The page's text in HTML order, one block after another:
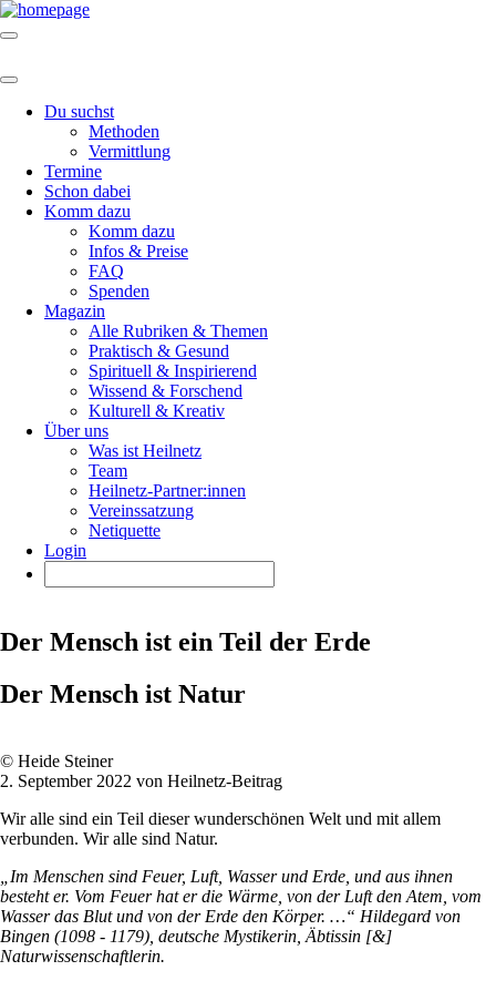
Du suchst
Methoden
Vermittlung
Termine
Schon dabei
Komm dazu
Komm dazu
Infos & Preise
FAQ
Spenden
Magazin
Alle Rubriken & Themen
Praktisch & Gesund
Spirituell & Inspirierend
Wissend & Forschend
Kulturell & Kreativ
Über uns
Was ist Heilnetz
Team
Heilnetz-Partner:innen
Vereinssatzung
Netiquette
Login
Der Mensch ist ein Teil der Erde
Der Mensch ist Natur
© Heide Steiner
2. September 2022 von Heilnetz-Beitrag
Wir alle sind ein Teil dieser wunderschönen Welt und mit allem
verbunden. Wir alle sind Natur.
„Im Menschen sind Feuer, Luft, Wasser und Erde, und aus ihnen
besteht er. Vom Feuer hat er die Wärme, von der Luft den Atem, vom
Wasser das Blut und von der Erde den Körper. …“ Hildegard von
Bingen (1098 - 1179), deutsche Mystikerin, Äbtissin [&]
Naturwissenschaftlerin.